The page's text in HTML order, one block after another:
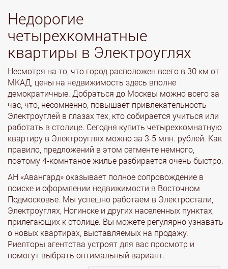
Недорогие
четырехкомнатные
квартиры в Электроуглях
Несмотря на то, что город расположен всего в 30 км от
МКАД, цены на недвижимость здесь вполне
демократичные. Добраться до Москвы можно всего за
час, что, несомненно, повышает привлекательность
Электроуглей в глазах тех, кто собирается учиться или
работать в столице. Сегодня купить четырехкомнатную
квартиру в Электроуглях можно за 3-5 млн. рублей. Как
правило, предложений в этом сегменте немного,
поэтому 4-комнтаное жилье разбирается очень быстро.
АН «Авангард» оказывает полное сопровождение в
поиске и оформлении недвижимости в Восточном
Подмосковье. Мы успешно работаем в Электростали,
Электроуглях, Ногинске и других населенных пунктах,
прилегающих к столице. Вы можете регулярно узнавать
о новых квартирах, выставляемых на продажу.
Риелторы агентства устроят для вас просмотр и
помогут выбрать оптимальный вариант.